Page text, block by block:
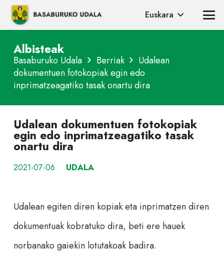
Euskara
Albisteak
Basaburuko Udala Berriak
Udalean
dokumentuen fotokopiak egin edo
inprimatzeagatiko tasak onartu dira
Udalean dokumentuen fotokopiak
egin edo inprimatzeagatiko tasak
onartu dira
2021-07-06 UDALA
Udalean egiten diren kopiak eta inprimatzen diren
dokumentuak kobratuko dira, beti ere hauek
norbanako gaiekin lotutakoak badira.